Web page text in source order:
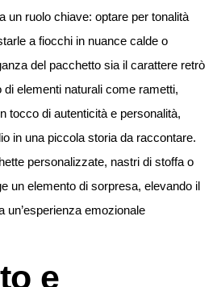
un ruolo chiave: optare per tonalità
a fiocchi in nuance calde o
del pacchetto sia il carattere retrò
di elementi naturali come rametti,
tocco di autenticità e personalità,
in una piccola storia da raccontare.
personalizzate, nastri di stoffa o
un elemento di sorpresa, elevando il
un’esperienza emozionale
e